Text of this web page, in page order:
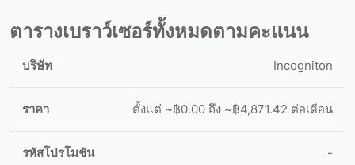
ตารางเบราว์เซอร์ทั้งหมดตามคะแนน
Incogniton
ตั้งแต่ ~฿0.00 ถึง ~฿4,871.42 ต่อเดือน
-